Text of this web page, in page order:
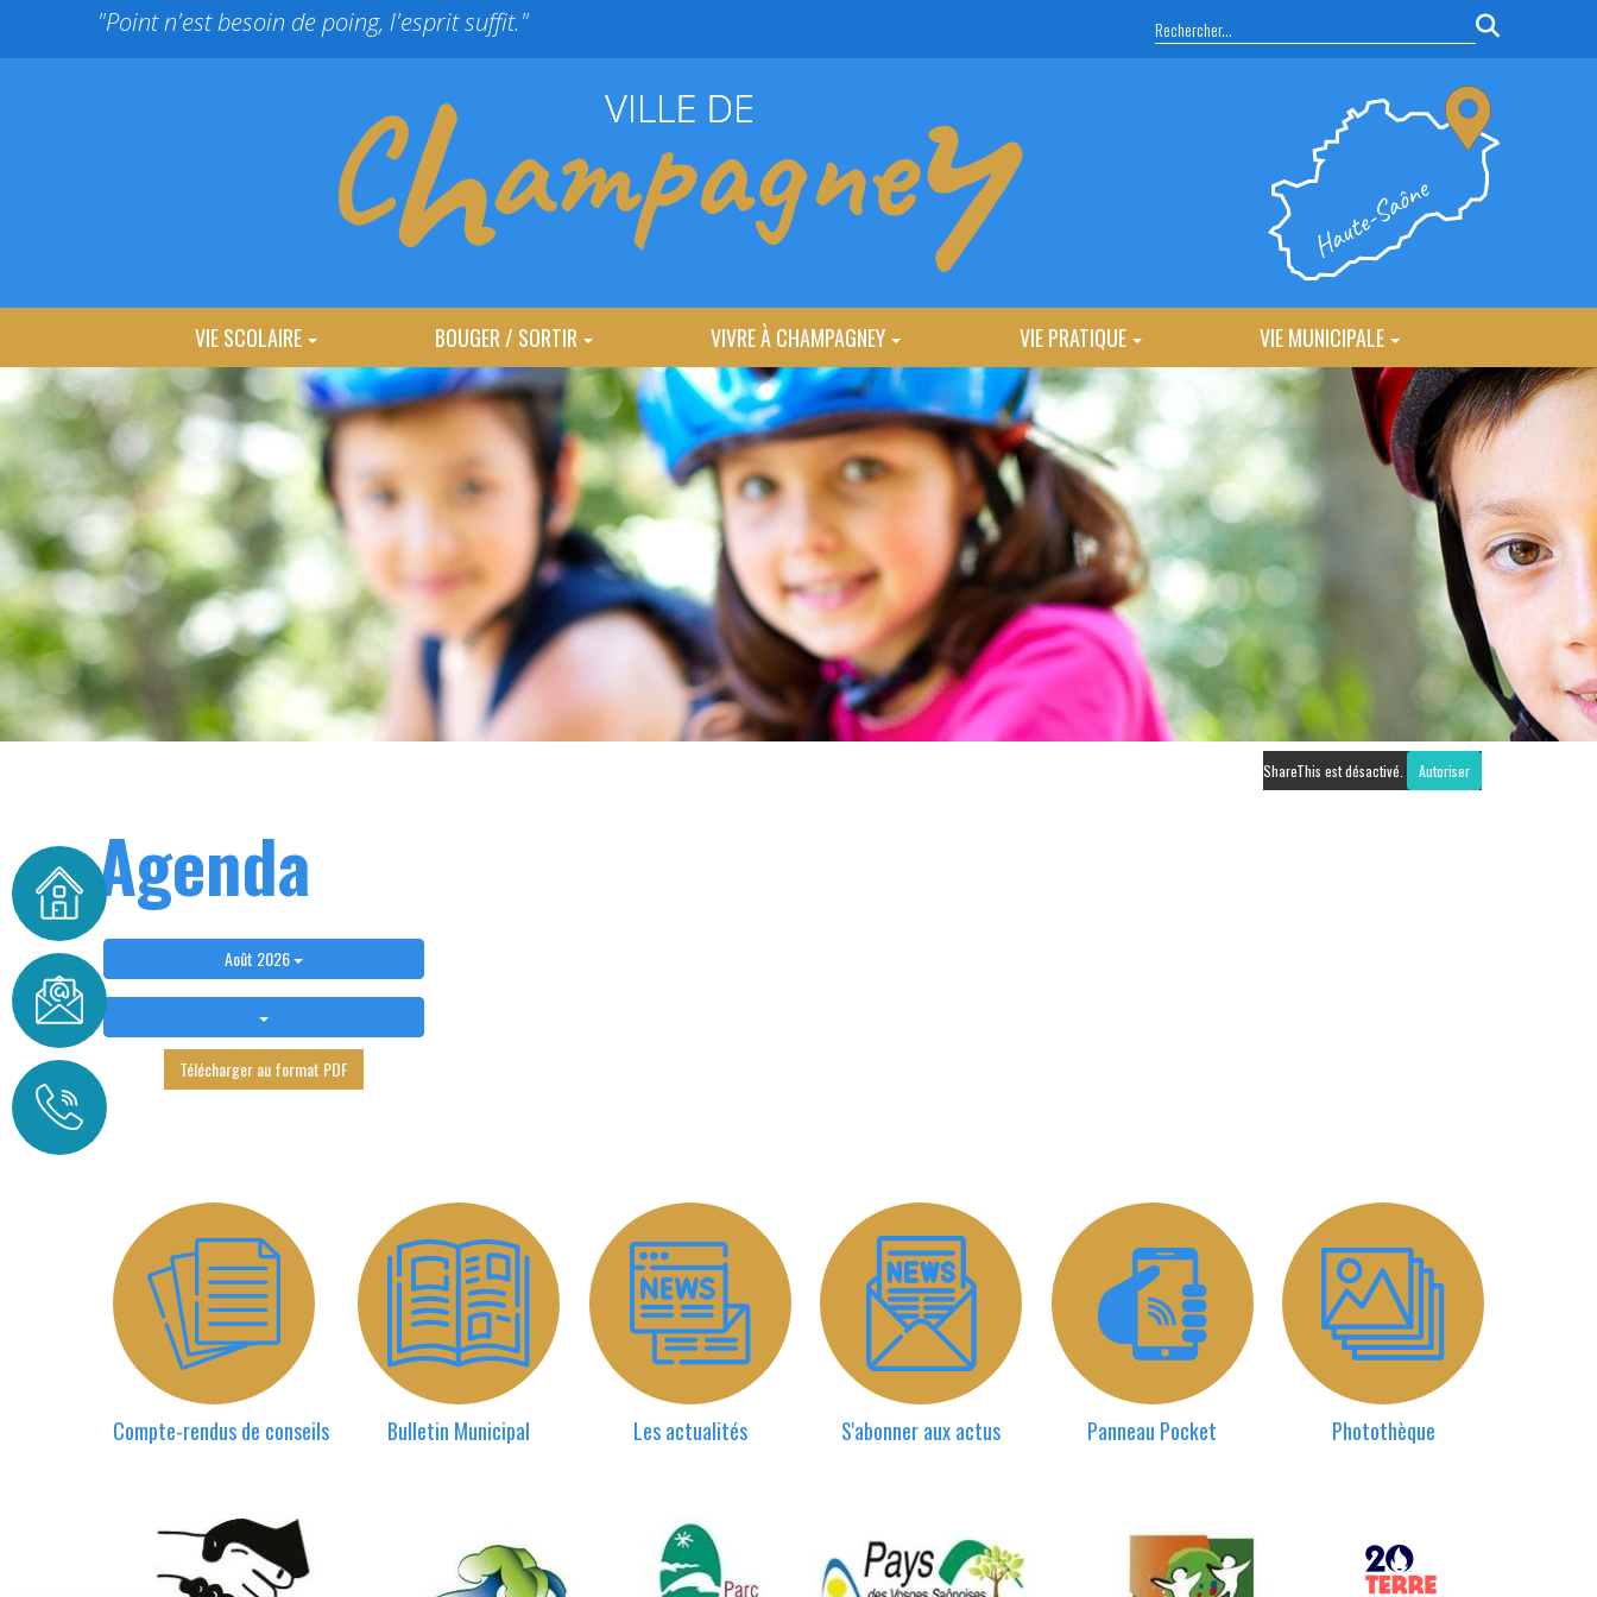
"Point n'est besoin de poing, l'esprit suffit."
VIE SCOLAIRE BOUGER / SORTIR VIVRE À CHAMPAGNEY VIE PRATIQUE VIE MUNICIPALE
ShareThis est désactivé. Autoriser
Agenda
Août 2026
Télécharger au format PDF
Compte-rendus de conseils Bulletin Municipal Les actualités S'abonner aux actus Panneau Pocket Photothèque
Panneau de gestion des cookies